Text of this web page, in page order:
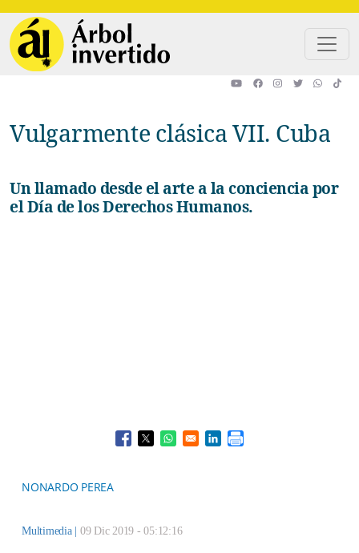
Vulgarmente clásica VII. Cuba
Un llamado desde el arte a la conciencia por
el Día de los Derechos Humanos.
Opens in a new window
Opens in a new window
Opens in a new window
Opens in a new window
NONARDO PEREA
Multimedia 09 Dic 2019 - 05:12:16